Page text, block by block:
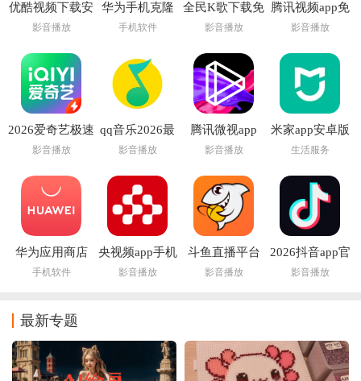
优酷视频下载安
装官方免费下载
影音播放
华为手机克隆
app下载安装
手机软件
全民K歌下载免
费2026新版
影音播放
腾讯视频app免
费下载安装最新
影音播放
2026爱奇艺极速
版app
影音播放
qq音乐2026最
新版本
影音播放
腾讯微视app
影音播放
米家app安卓版
生活服务
华为应用商店
app(华为应用市
手机软件
央视频app手机
版
影音播放
斗鱼直播平台
app
影音播放
2026抖音app官
方正版
影音播放
最新专题